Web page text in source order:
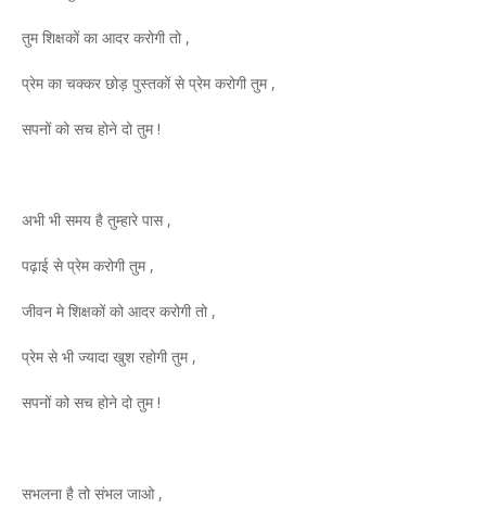
तुम शिक्षकों का आदर करोगी तो ,
प्रेम का चक्कर छोड़ पुस्तकों से प्रेम करोगी तुम ,
सपनों को सच होने दो तुम !
अभी भी समय है तुम्हारे पास ,
पढ़ाई से प्रेम करोगी तुम ,
जीवन मे शिक्षकों को आदर करोगी तो ,
प्रेम से भी ज्यादा खुश रहोगी तुम ,
सपनों को सच होने दो तुम !
सभलना है तो संभल जाओ ,